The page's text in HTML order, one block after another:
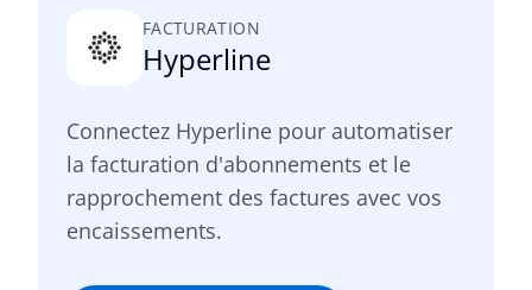
FACTURATION
Hyperline
Connectez Hyperline pour automatiser
la facturation d'abonnements et le
rapprochement des factures avec vos
encaissements.